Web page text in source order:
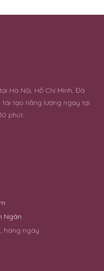
Hà Nội, Hồ Chí Minh, Đà
tái tạo năng lượng ngay tại
phút.
Ngân
hàng ngày